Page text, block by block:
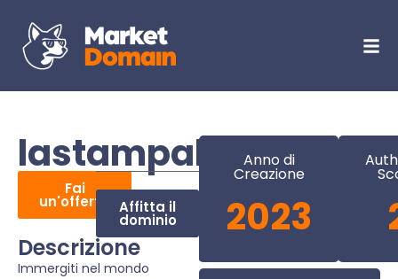
lastampaborea.it
Fai
un'offerta Affitta il
dominio
Descrizione
Immergiti nel mondo
Anno di
Creazione
2023